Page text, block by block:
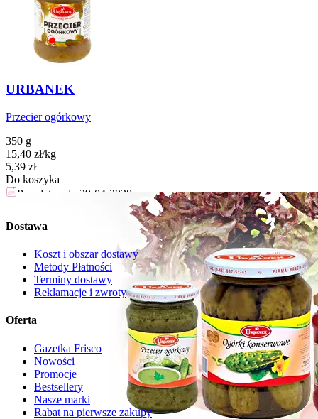
URBANEK
Przecier ogórkowy
350 g
15,40 zł/kg
Cena
5,39 zł
Do koszyka
Przydatny do 29-04-2028
Dostawa
Koszt i obszar dostawy
Metody Płatności
Terminy dostawy
Reklamacje i zwroty
Oferta
Gazetka Frisco
Nowości
Promocje
Bestsellery
Nasze marki
Rabat na pierwsze zakupy